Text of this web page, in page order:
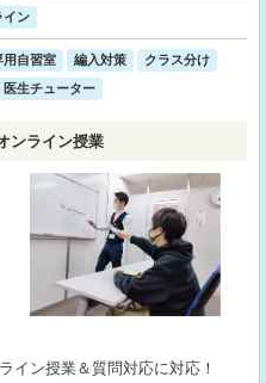
イン
用自習室 編入対策
クラス分け
医生チューター
ンライン授業
イン授業＆質問対応に対応！